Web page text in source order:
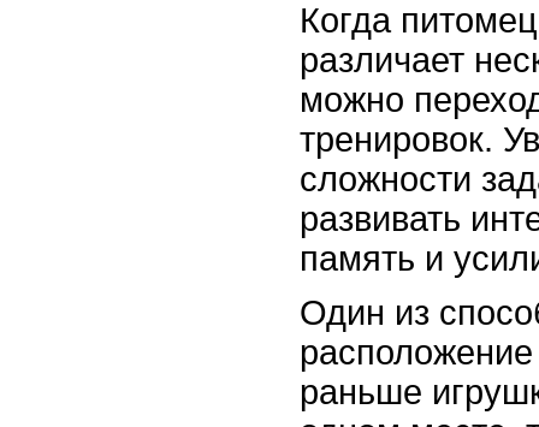
Когда
различает
можно
тренировок.
сложности
развивать
память и
Один из
раньше